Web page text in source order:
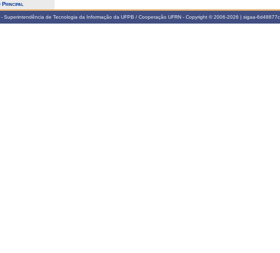
Principal
Superintendência de Tecnologia da Informação da UFPB / Cooperação UFRN - Copyright © 2006-2026 | sigaa-